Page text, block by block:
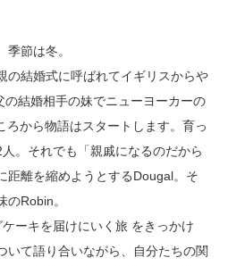
節は冬。
の結婚式に呼ばれてイギリスからや
結婚相手の妹でニューヨーカーの
ろから物語はスタートします。育っ
。それでも「親戚になるのだから
距離を縮めようとするDougal。そ
Robin。
ーキを届けにいく旅 をきっかけ
いて語り合いながら、自分たちの関